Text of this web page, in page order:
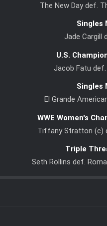
The New Day def.
Singles
Jade Cargill
U.S.
Jacob Fatu
Singles
El Grande
WWE Women's
Tiffany Stratton (c)
Triple
Seth Rollins def.